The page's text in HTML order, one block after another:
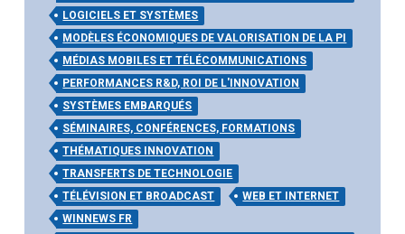
LOGICIELS ET SYSTÈMES
MODÈLES ÉCONOMIQUES DE VALORISATION DE LA PI
MÉDIAS MOBILES ET TÉLÉCOMMUNICATIONS
PERFORMANCES R&D, ROI DE L'INNOVATION
SYSTÈMES EMBARQUÉS
SÉMINAIRES, CONFÉRENCES, FORMATIONS
THÉMATIQUES INNOVATION
TRANSFERTS DE TECHNOLOGIE
TÉLÉVISION ET BROADCAST
WEB ET INTERNET
WINNEWS FR